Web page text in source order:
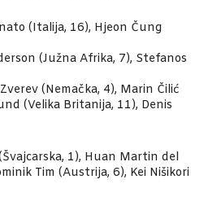
(Italija, 16), Hjeon Čung
(Južna Afrika, 7), Stefanos
(Nemačka, 4), Marin Čilić
(Velika Britanija, 11), Denis
1), Huan Martin del
Tim (Austrija, 6), Kei Nišikori